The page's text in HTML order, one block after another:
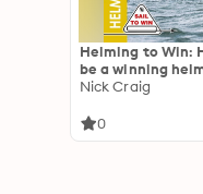
Helming to Win:
be a winning
Nick Craig
0